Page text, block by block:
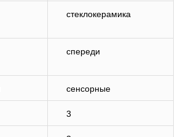
стеклокерамика
спереди
сенсорные
3